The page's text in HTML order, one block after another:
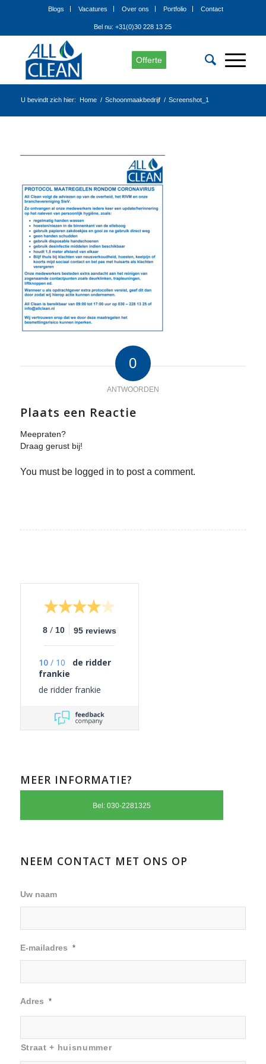
Blogs Vacatures Over ons Portfolio Contact
Bel nu: +31(0)30 228 13 25
Offerte
U bevindt zich hier: Home / Schoonmaakbedrijf / Screenshot_1
0
ANTWOORDEN
Plaats een Reactie
Meepraten?
Draag gerust bij!
You must be logged in to post a comment.
8 / 10 95 reviews
10 / 10
de ridder
frankie
de ridder frankie
MEER INFORMATIE?
Bel: 030-2281325
NEEM CONTACT MET ONS OP
Uw naam
E-mailadres *
Adres *
Straat + huisnummer